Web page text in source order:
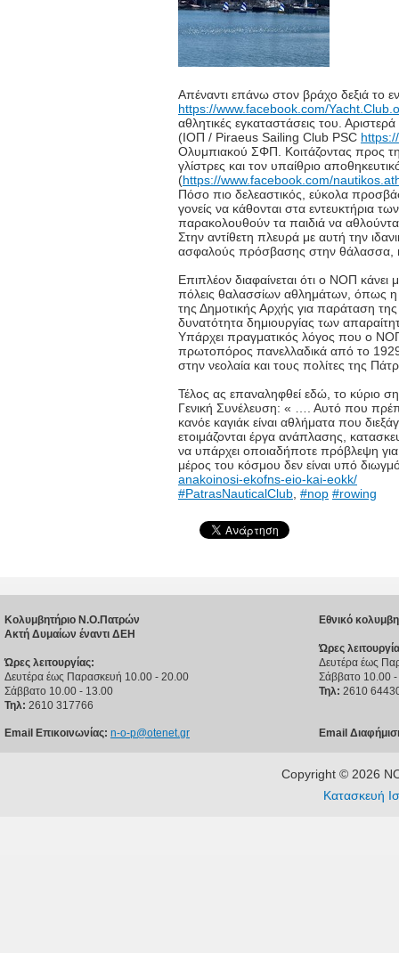
Απέναντι επάνω στον βράχο δεξιά το
https://www.facebook.com/
αθλητικές εγκαταστάσεις του.
(ΙΟΠ / Piraeus Sailing Club PSC
Ολυμπιακού ΣΦΠ. Κοιτάζοντας προς
γλίστρες και τον υπαίθριο
(https://www.facebook.com/
Πόσο πιο δελεαστικός, εύκολα
γονείς να κάθονται στα εντευκτήρια
παρακολουθούν τα παιδιά να
Στην αντίθετη πλευρά με αυτή την
ασφαλούς πρόσβασης στην θάλασσα,
Επιπλέον διαφαίνεται ότι ο ΝΟΠ
πόλεις θαλασσίων αθλημάτων, όπως η
της Δημοτικής Αρχής για παράταση
δυνατότητα δημιουργίας των
Υπάρχει πραγματικός λόγος που ο ΝΟΠ
πρωτοπόρος πανελλαδικά από το
στην νεολαία και τους πολίτες της
Τέλος ας επαναληφθεί εδώ, το κύριο
Γενική Συνέλευση: « …. Αυτό που
κανόε καγιάκ είναι αθλήματα που
ετοιμάζονται έργα ανάπλασης,
να υπάρχει οποιαδήποτε πρόβλεψη
μέρος του κόσμου δεν είναι υπό
anakoinosi-ekofns-eio-kai-eokk/
#PatrasNauticalClub, #nop #rowing
Κολυμβητήριο Ν.Ο.Πατρών
Ακτή Δυμαίων έναντι ΔΕΗ
Ώρες λειτουργίας:
Δευτέρα έως Παρασκευή 10.00 - 20.00
Σάββατο 10.00 - 13.00
Τηλ: 2610 317766
Email Επικοινωνίας: n-o-p@otenet.gr
Εθνικό
Ώρες
Δευτέρα έως
Σάββατο 10.00
Τηλ: 2610
Email
Copyright © 2026
Κατασκευή